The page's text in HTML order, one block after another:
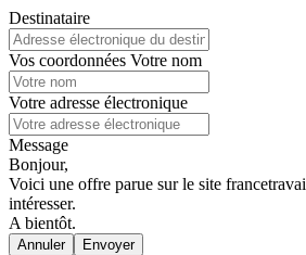
Destinataire
Vos coordonnées Votre nom
Votre adresse électronique
Message
Bonjour,
Voici une offre parue sur le site
intéresser.
A bientôt.
Annuler